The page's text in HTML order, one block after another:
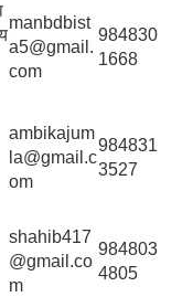
manbdbist
a5@gmail.
com
984830
1668
ambikajum
la@gmail.c
om
984831
3527
shahib417
@gmail.co
m
984803
4805